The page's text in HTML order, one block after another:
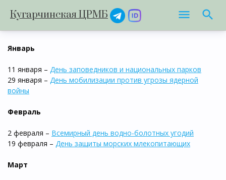
Кугарчинская ЦРМБ
Январь
11 января – День заповедников и национальных парков
29 января – День мобилизации против угрозы ядерной
войны
Февраль
2 февраля – Всемирный день водно-болотных угодий
19 февраля – День защиты морских млекопитающих
Март